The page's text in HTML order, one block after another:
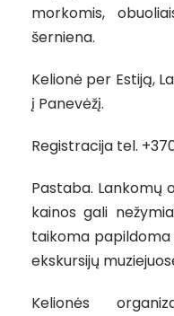
morkomis,
šerniena.
Kelionė per Estiją,
į Panevėžį.
Registracija tel.
Pastaba. Lankomų
kainos gali
taikoma papildoma
ekskursijų
Kelionės